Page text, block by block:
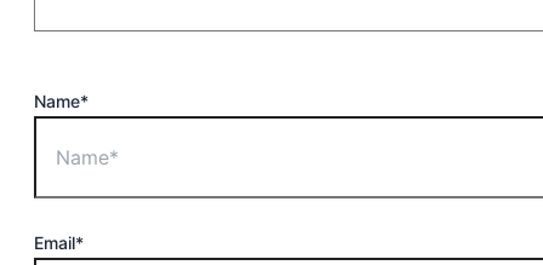
Name*
Email*